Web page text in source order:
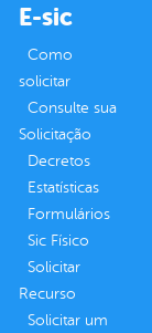
E-sic
Como
solicitar
Consulte sua
Solicitação
Decretos
Estatísticas
Formulários
Sic Físico
Solicitar
Recurso
Solicitar um